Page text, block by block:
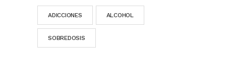
ADICCIONES ALCOHOL
SOBREDOSIS